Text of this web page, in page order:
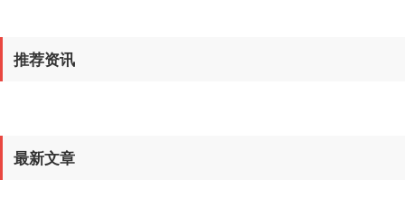
推荐资讯
最新文章